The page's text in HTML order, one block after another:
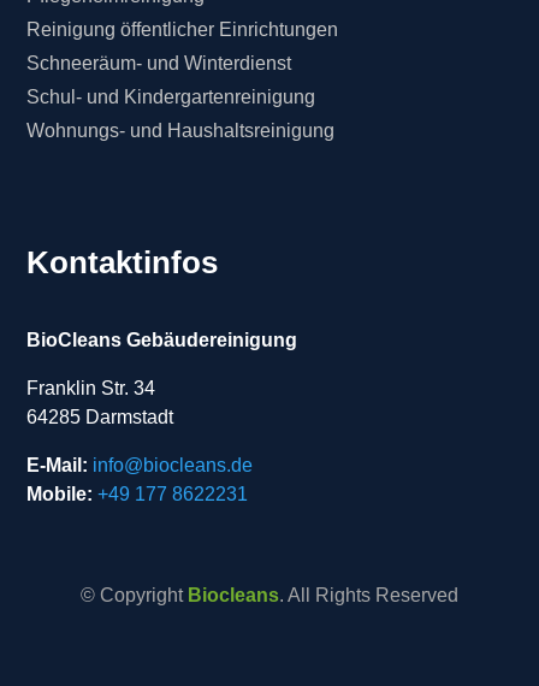
Reinigung öffentlicher Einrichtungen
Schneeräum- und Winterdienst
Schul- und Kindergartenreinigung
Wohnungs- und Haushaltsreinigung
Kontaktinfos
BioCleans Gebäudereinigung
Franklin Str. 34
64285 Darmstadt
E-Mail: info@biocleans.de
Mobile: +49 177 8622231
© Copyright Biocleans. All Rights Reserved